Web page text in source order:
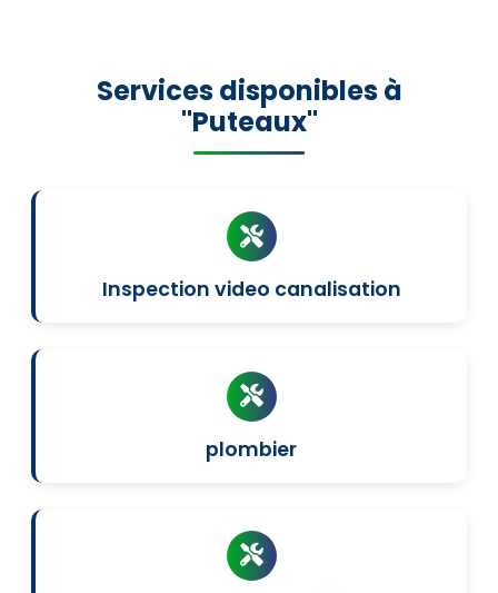
Services disponibles à
"Puteaux"
Inspection video canalisation
plombier